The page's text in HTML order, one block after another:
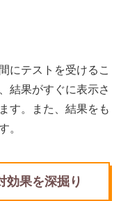
にテストを受けるこ
結果がすぐに表示さ
す。また、結果をも
。
効果を深掘り